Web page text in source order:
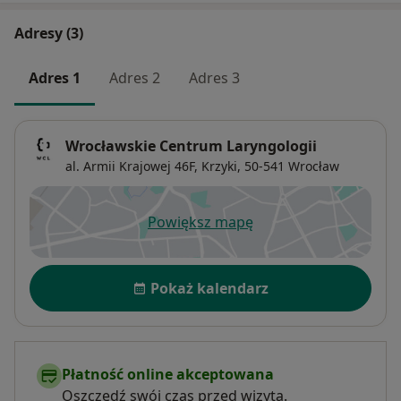
Course of Functional Endoscopic Sinus Surgery” 2010
całkowitej laryngektomii". W trakcie wizyty
przeprowadzam kwalifikacje do zabiegów: -
rynoplastyki - operacji plastycznej nosa - operacji zatok
(FESS) - septoplastyki - operacji przegrody nosowej -
leczenia bezdechów sennych oraz chrapania -
konchoplastyki - operacji małżowin nosowych -
tonsillektomii - operacji usunięcia migdałków
Adresy (3)
Adres 1 Adres 2 Adres 3
Wrocławskie Centrum Laryngologii
al. Armii Krajowej 46F, Krzyki, 50-541 Wrocław
Powiększ mapęotwiera się w nowej karcie
Dostępność
Pokaż kalendarz
Płatność online akceptowana
Oszczędź swój czas przed wizytą.